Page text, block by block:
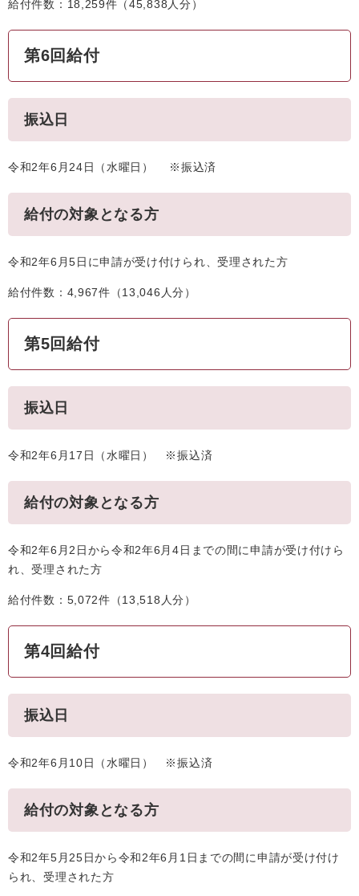
給付件数：18,259件（45,838人分）
第6回給付
振込日
令和2年6月24日（水曜日） ※振込済
給付の対象となる方
令和2年6月5日に申請が受け付けられ、受理された方
給付件数：4,967件（13,046人分）
第5回給付
振込日
令和2年6月17日（水曜日） ※振込済
給付の対象となる方
令和2年6月2日から令和2年6月4日までの間に申請が受け付けら
れ、受理された方
給付件数：5,072件（13,518人分）
第4回給付
振込日
令和2年6月10日（水曜日） ※振込済
給付の対象となる方
令和2年5月25日から令和2年6月1日までの間に申請が受け付け
られ、受理された方